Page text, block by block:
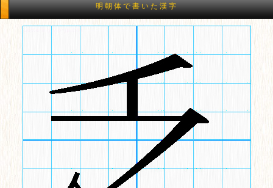
明朝体で書いた漢字